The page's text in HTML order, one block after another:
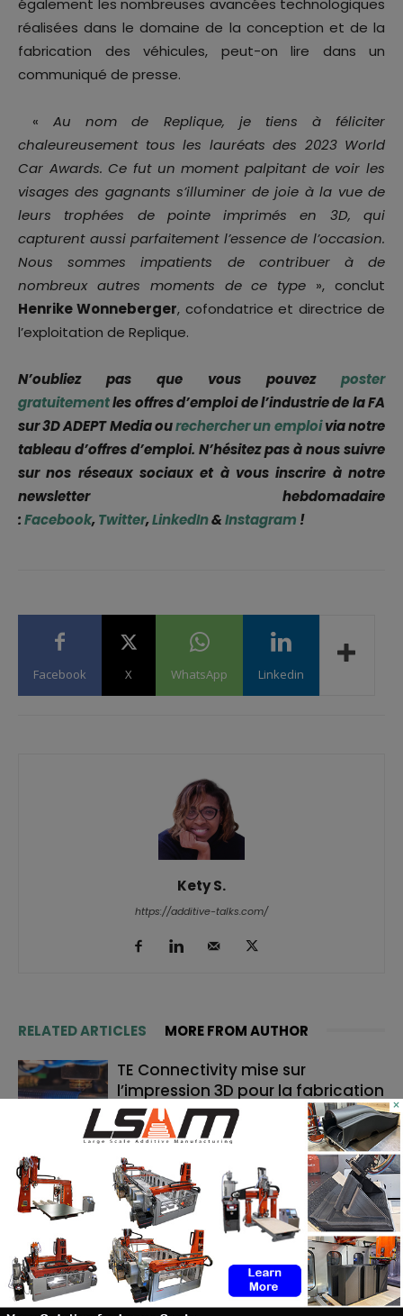
également les nombreuses avancées technologiques
réalisées dans le domaine de la conception et de la
fabrication des véhicules, peut-on lire dans un
communiqué de presse.
«Au nom de Replique, je tiens à féliciter
chaleureusement tous les lauréats des 2023 World
Car Awards. Ce fut un moment palpitant de voir les
visages des gagnants s’illuminer de joie à la vue de
leurs trophées de pointe imprimés en 3D, qui
capturent aussi parfaitement l’essence de l’occasion.
Nous sommes impatients de contribuer à de
nombreux autres moments de ce type », conclut
Henrike Wonneberger, cofondatrice et directrice de
l’exploitation de Replique.
N’oubliez pas que vous pouvez poster
gratuitementles offres d’emploi de l’industrie de la FA
sur 3D ADEPT Media ourechercher un emploivia notre
tableau d’offres d’emploi. N’hésitez pas à nous suivre
sur nos réseaux sociaux et à vous inscrire à notre
newsletter hebdomadaire
:Facebook,Twitter,LinkedIn&Instagram !
Facebook X WhatsApp Linkedin
Kety S.
https://additive-talks.com/
RELATED ARTICLES MORE FROM AUTHOR
TE Connectivity mise sur
l’impression 3D pour la fabrication
de cathéters
Le bon moment en FA : quand les
fabricants de machines doivent
lancer, et quand les utilisateurs
doivent investir
Cavan Sullivan inaugure les
toutes premières chaussures de
football adidas imprimées en 3D
×